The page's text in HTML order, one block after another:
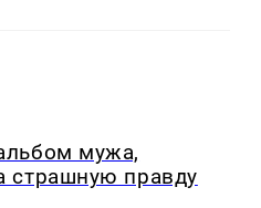
мужа,
страшную правду